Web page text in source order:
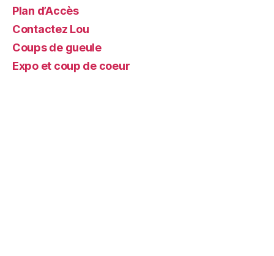
Plan d’Accès
Contactez Lou
Coups de gueule
Expo et coup de coeur